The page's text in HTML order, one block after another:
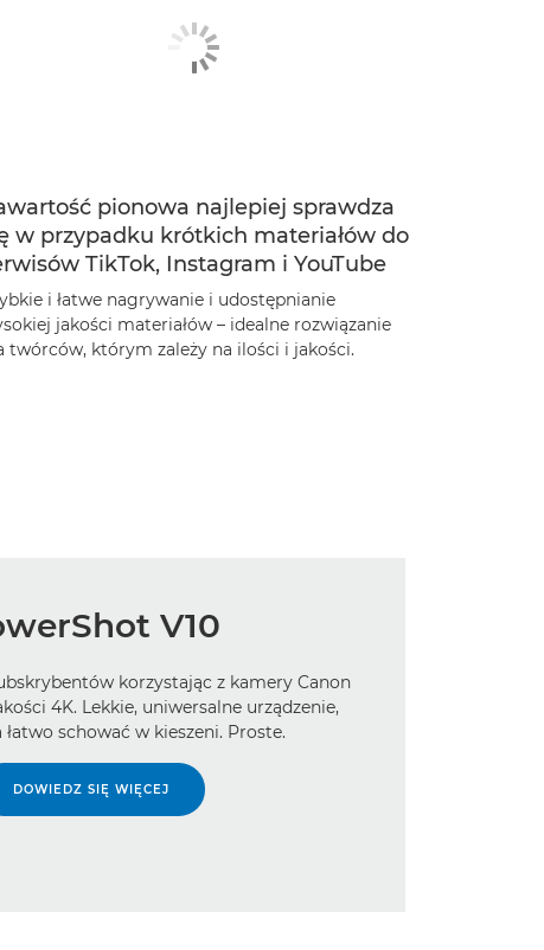
pionowa najlepiej sprawdza
w przypadku krótkich materiałów do
TikTok, Instagram i YouTube
i łatwe nagrywanie i udostępnianie
jakości materiałów – idealne rozwiązanie
twórców, którym zależy na ilości i jakości.
V10
korzystając z kamery Canon
4K. Lekkie, uniwersalne urządzenie,
schować w kieszeni. Proste.
DOWIEDZ SIĘ WIĘCEJ